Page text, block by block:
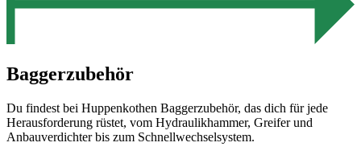
Baggerzubehör
Du findest bei Huppenkothen Baggerzubehör, das dich für jede
Herausforderung rüstet, vom Hydraulikhammer, Greifer und
Anbauverdichter bis zum Schnellwechselsystem.